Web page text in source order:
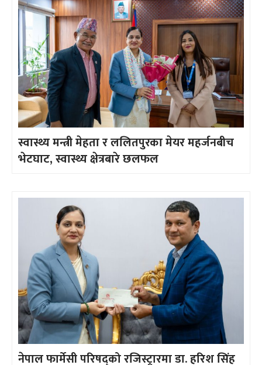
स्वास्थ्य मन्त्री मेहता र ललितपुरका मेयर महर्जनबीच
भेटघाट, स्वास्थ्य क्षेत्रबारे छलफल
नेपाल फार्मेसी परिषद्को रजिस्ट्रारमा डा. हरिश सिंह